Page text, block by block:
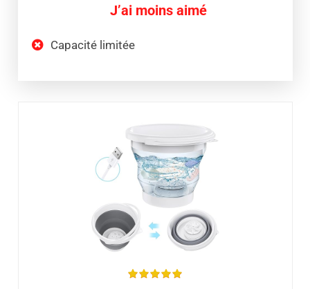
J’ai moins aimé
Capacité limitée